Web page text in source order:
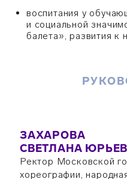
воспитания у
и социальной
балета», развития к
ЗАХАРОВА
СВЕТЛАНА
Ректор Московской
хореографии,